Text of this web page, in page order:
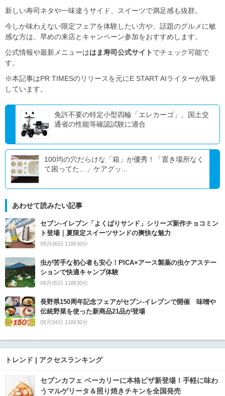
新しい寿司ネタや一味違うサイド、スイーツで満足感も抜群。
今しか味わえない限定フェアを体験したい方や、話題のグルメに敏
感な方は、早めの来店とキャンペーン参加をおすすめします。
公式情報や最新メニューははま寿司公式サイト でチェック可能で
す。
※本記事はPR TIMESのリリースを元にE START AIライターが執筆
しています。
免許不要の特定小型四輪「エレカーゴ」、国土交
通省の性能等確認試験に適合
100均の穴だらけな「箱」が優秀！「置き場所なく
て困ってた…」ケアグッ...
あわせて読みたい記事
セブン‐イレブン「よくばりサンド」シリーズ新作チョコミン
ト登場｜夏限定スイーツサンドの爽快な魅力
08月06日 11時30分
虫が苦手な初心者も安心！PICA×アース製薬の虫ケアステー
ションで快適キャンプ体験
08月05日 11時30分
長野県150周年記念フェアがセブン-イレブンで開催 味噌や
伝統野菜を使った新商品21品が登場
08月04日 11時30分
トレンド | アクセスランキング
セブンカフェ ベーカリーに本格ピザ新登場！手軽に味わ
うマルゲリータ＆照り焼きチキンを全国発売